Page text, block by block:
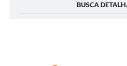
BUSCA